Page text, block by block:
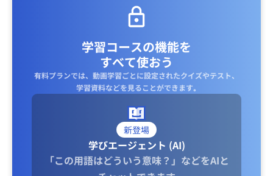
学習コースの機能を
すべて使おう
有料プランでは、動画学習ごとに設定されたクイズやテスト、
学習資料などを見ることができます｡
新登場
学びエージェント (AI)
「この用語はどういう意味？」などをAIと